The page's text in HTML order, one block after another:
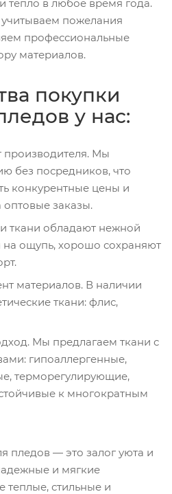
тепло в любое время года.
пожелания
профессиональные
материалов.
покупки
у нас:
производителя. Мы
без посредников, что
конкурентные цены и
заказы.
ткани обладают нежной
на ощупь, хорошо сохраняют
материалов. В наличии
ткани: флис,
Мы предлагаем ткани с
гипоаллергенные,
терморегулирующие,
к многократным
пледов — это залог уюта и
и мягкие
теплые, стильные и